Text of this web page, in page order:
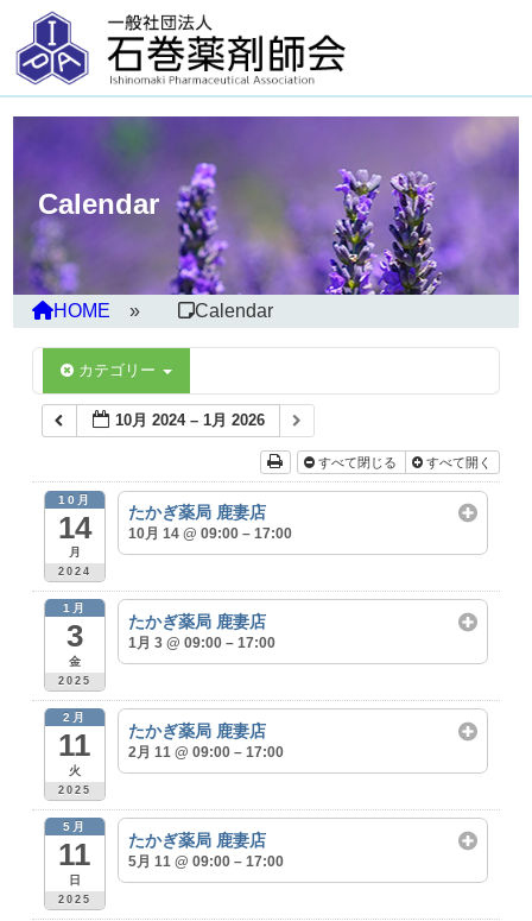
Calendar
HOME Calendar
カテゴリー
10月 2024 – 1月 2026
すべて閉じる すべて開く
10月
14
月
2024
たかぎ薬局 鹿妻店
10月 14 @ 09:00 – 17:00
1月
3
金
2025
たかぎ薬局 鹿妻店
1月 3 @ 09:00 – 17:00
2月
11
火
2025
たかぎ薬局 鹿妻店
2月 11 @ 09:00 – 17:00
5月
11
日
2025
たかぎ薬局 鹿妻店
5月 11 @ 09:00 – 17:00